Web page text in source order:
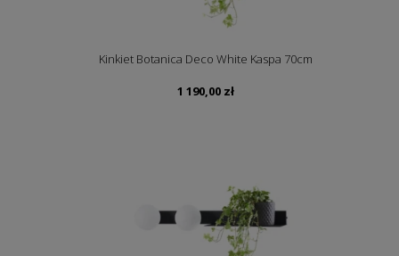
Kinkiet Botanica Deco White Kaspa 70cm
1 190,00 zł